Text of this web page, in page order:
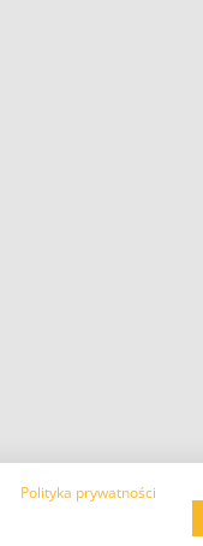
Polityka prywatności